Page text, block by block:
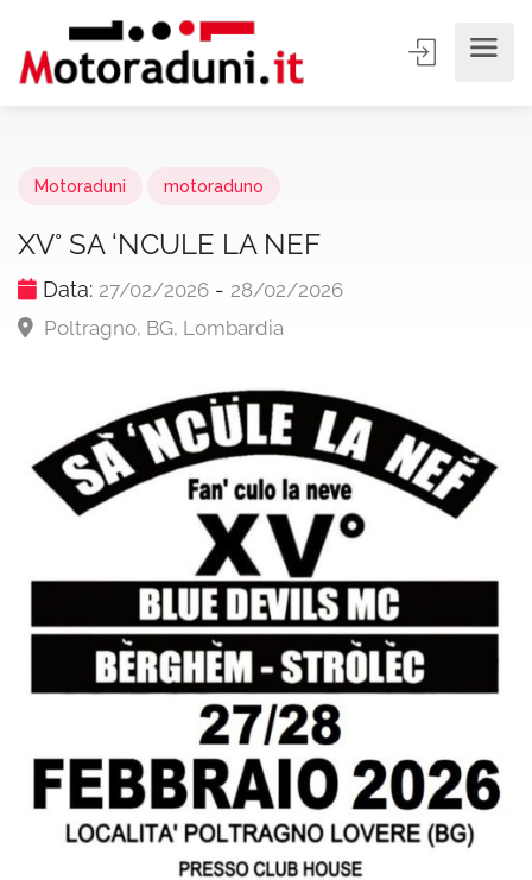
Motoraduni motoraduno
XV° SA ‘NCULE LA NEF
Data: 27/02/2026 - 28/02/2026
Poltragno, BG, Lombardia